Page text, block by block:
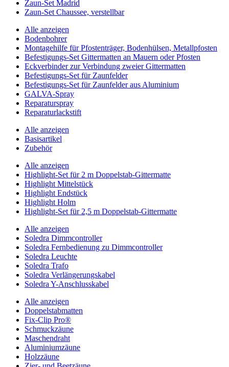
Zaun-Set Madrid
Zaun-Set Chaussee, verstellbar
Alle anzeigen
Bodenbohrer
Montagehilfe für Pfostenträger, Bodenhülsen, Metallpfosten
Befestigungs-Set Gittermatten an Mauern oder Pfosten
Eckverbinder zur Verbindung zweier Gittermatten
Befestigungs-Set für Zaunfelder
Befestigungs-Set für Zaunfelder aus Aluminium
GALVA-Spray
Reparaturspray
Reparaturlackstift
Alle anzeigen
Basisartikel
Zubehör
Alle anzeigen
Highlight-Set für 2 m Doppelstab-Gittermatte
Highlight Mittelstück
Highlight Endstück
Highlight Holm
Highlight-Set für 2,5 m Doppelstab-Gittermatte
Alle anzeigen
Soledra Dimmcontroller
Soledra Fernbedienung zu Dimmcontroller
Soledra Leuchte
Soledra Trafo
Soledra Verlängerungskabel
Soledra Y-Anschlusskabel
Alle anzeigen
Doppelstabmatten
Fix-Clip Pro®
Schmuckzäune
Maschendraht
Aluminiumzäune
Holzzäune